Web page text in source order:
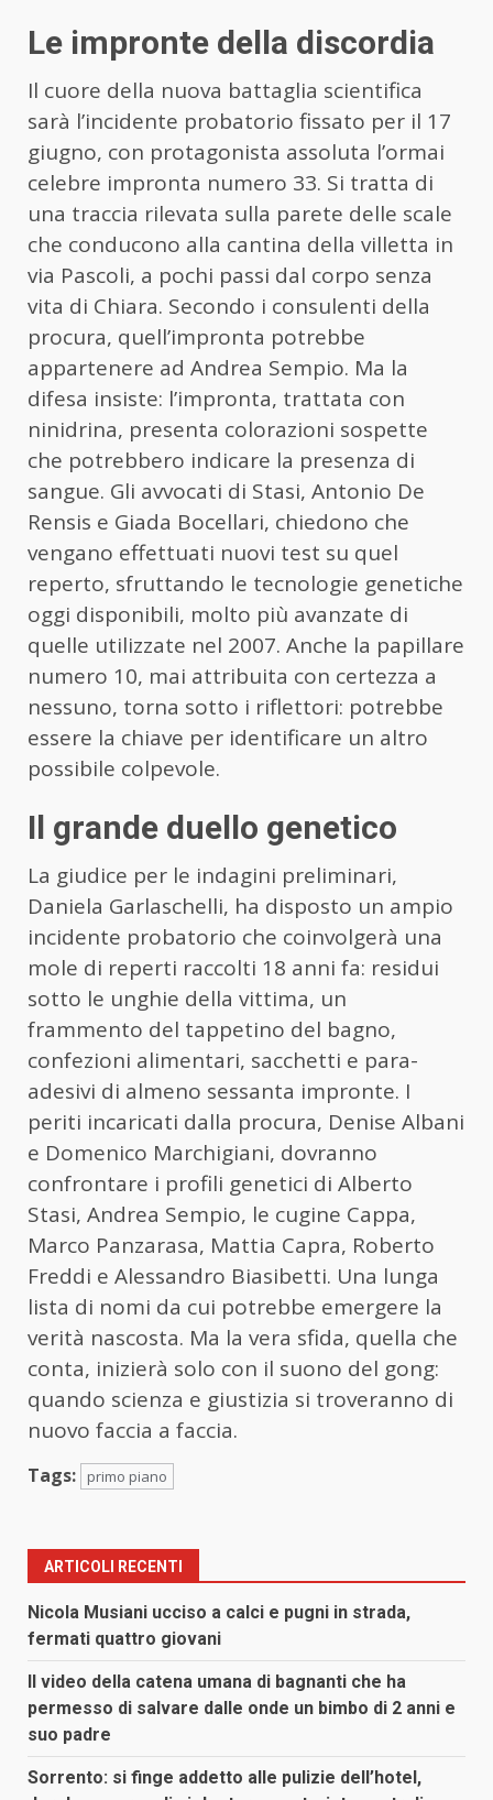
Le impronte della discordia
Il cuore della nuova battaglia scientifica
sarà l’incidente probatorio fissato per il 17
giugno, con protagonista assoluta l’ormai
celebre impronta numero 33. Si tratta di
una traccia rilevata sulla parete delle scale
che conducono alla cantina della villetta in
via Pascoli, a pochi passi dal corpo senza
vita di Chiara. Secondo i consulenti della
procura, quell’impronta potrebbe
appartenere ad Andrea Sempio. Ma la
difesa insiste: l’impronta, trattata con
ninidrina, presenta colorazioni sospette
che potrebbero indicare la presenza di
sangue. Gli avvocati di Stasi, Antonio De
Rensis e Giada Bocellari, chiedono che
vengano effettuati nuovi test su quel
reperto, sfruttando le tecnologie genetiche
oggi disponibili, molto più avanzate di
quelle utilizzate nel 2007. Anche la papillare
numero 10, mai attribuita con certezza a
nessuno, torna sotto i riflettori: potrebbe
essere la chiave per identificare un altro
possibile colpevole.
Il grande duello genetico
La giudice per le indagini preliminari,
Daniela Garlaschelli, ha disposto un ampio
incidente probatorio che coinvolgerà una
mole di reperti raccolti 18 anni fa: residui
sotto le unghie della vittima, un
frammento del tappetino del bagno,
confezioni alimentari, sacchetti e para-
adesivi di almeno sessanta impronte. I
periti incaricati dalla procura, Denise Albani
e Domenico Marchigiani, dovranno
confrontare i profili genetici di Alberto
Stasi, Andrea Sempio, le cugine Cappa,
Marco Panzarasa, Mattia Capra, Roberto
Freddi e Alessandro Biasibetti. Una lunga
lista di nomi da cui potrebbe emergere la
verità nascosta. Ma la vera sfida, quella che
conta, inizierà solo con il suono del gong:
quando scienza e giustizia si troveranno di
nuovo faccia a faccia.
Tags: primo piano
ARTICOLI RECENTI
Nicola Musiani ucciso a calci e pugni in strada,
fermati quattro giovani
Il video della catena umana di bagnanti che ha
permesso di salvare dalle onde un bimbo di 2 anni e
suo padre
Sorrento: si finge addetto alle pulizie dell’hotel,